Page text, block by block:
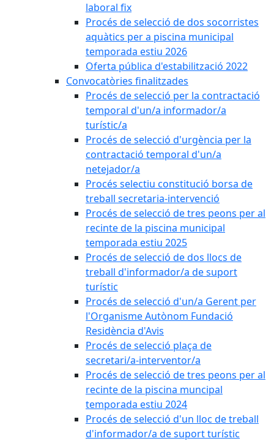
laboral fix
Procés de selecció de dos socorristes
aquàtics per a piscina municipal
temporada estiu 2026
Oferta pública d'estabilització 2022
Convocatòries finalitzades
Procés de selecció per la contractació
temporal d'un/a informador/a
turístic/a
Procés de selecció d'urgència per la
contractació temporal d'un/a
netejador/a
Procés selectiu constitució borsa de
treball secretaria-intervenció
Procés de selecció de tres peons per al
recinte de la piscina municipal
temporada estiu 2025
Procés de selecció de dos llocs de
treball d'informador/a de suport
turístic
Procés de selecció d'un/a Gerent per
l'Organisme Autònom Fundació
Residència d'Avis
Procés de selecció plaça de
secretari/a-interventor/a
Procés de selecció de tres peons per al
recinte de la piscina muncipal
temporada estiu 2024
Procés de selecció d'un lloc de treball
d'informador/a de suport turístic